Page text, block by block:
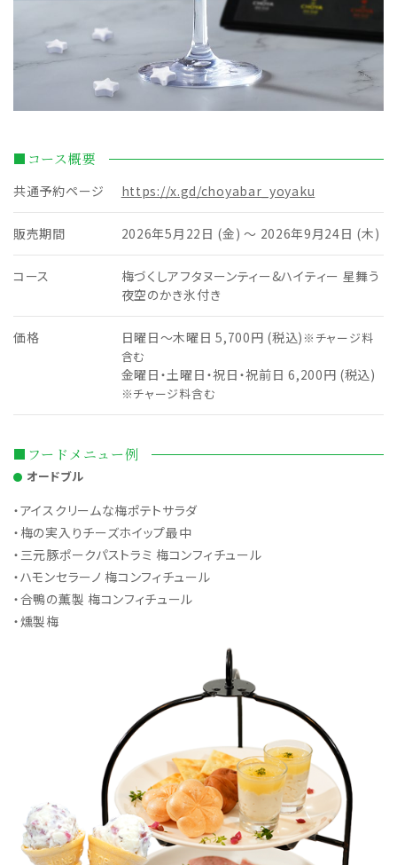
■コース概要
共通予約ページ https://x.gd/choyabar_yoyaku
販売期間 2026年5月22日 (金) ～ 2026年9月24日 (木)
コース
梅づくしアフタヌーンティー&ハイティー 星舞う
夜空のかき氷付き
価格 日曜日～木曜日 5,700円 (税込) ※チャージ料
含む
金曜日・土曜日・祝日・祝前日 6,200円 (税込)
※チャージ料含む
■フードメニュー例
オードブル
・アイスクリームな梅ポテトサラダ
・梅の実入りチーズホイップ最中
・三元豚ポークパストラミ 梅コンフィチュール
・ハモンセラーノ 梅コンフィチュール
・合鴨の薫製 梅コンフィチュール
・燻製梅